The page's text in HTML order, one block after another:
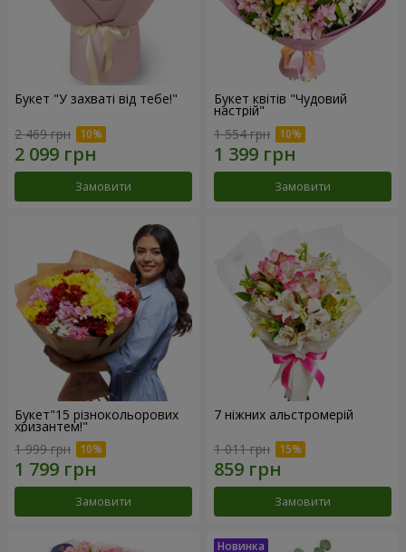
Букет "У захваті від тебе!"
2 469 грн
Замовити
Букет квітів "Чудовий
настрій"
1 554 грн
Замовити
Букет"15 різнокольорових
хризантем!"
1 999 грн
Замовити
7 ніжних альстромерій
1 011 грн
Замовити